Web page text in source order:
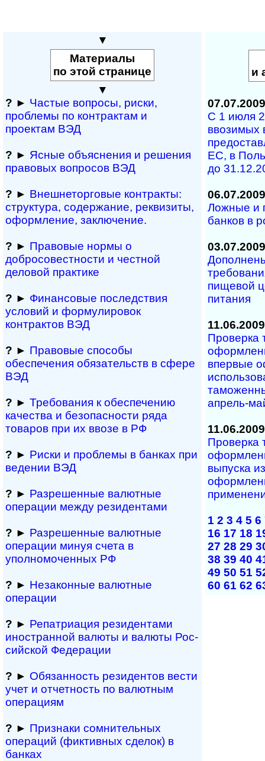
▼
Материалы
по этой странице
▼
? ► Частые вопросы, рис­ки,
проблемы по конт­рактам и
проектам ВЭД
? ► Ясные объяснения и решения
правовых вопросов ВЭД
? ► Внешнеторговые контракты:
структура, содержание, реквизиты,
оформление, заключение.
? ► Правовые нормы о
добросовестности и чест­ной
деловой практике
? ► Финансовые последствия
условий и формулировок
контрактов ВЭД
? ► Правовые способы
обеспечения обяза­тельств в сфере
ВЭД
? ► Требования к обеспечению
качества и безопасности ряда
товаров при их ввозе в РФ
? ► Риски и проблемы в банках при
ведении ВЭД
? ► Разрешенные валютные
операции между резидентами
? ► Разрешенные валютные
операции минуя счета в
уполномоченных РФ
? ► Незаконные валютные
операции
? ► Репатриация ре­зи­ден­та­ми
иностранной ва­лю­ты и валюты Рос­
сий­ской Федерации
? ► Обязанность резиден­тов вести
учет и отчетность по валютным
операциям
? ► Признаки сомнитель­ных
операций (фиктивных сделок) в
банках
и
07.07.2009
С 1 июля
ввозимых
ЕС, в
до
06.07.2009
Ложные и
банков в
03.07.2009
пищевой
питания
11.06.2009
Проверка
впервые
апрель-
11.06.2009
Проверка
выпуска
1 2 3 4 5 6
16 17 18
27 28 29
38 39 40
49 50 51
60 61 62